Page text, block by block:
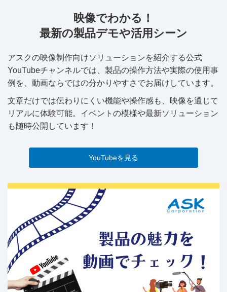
映像でわかる！
最新の製品デモや活用シーン
アスクの映像制作向けソリューションを紹介する公式
YouTubeチャンネルでは、製品の操作方法や実際の使用事
例を、動画ならではの分かりやすさでお届けしています。
文章だけでは伝わりにくい機能や操作感も、映像を通じて
リアルに体験可能。イベントの模様や最新ソリューション
も随時公開しています！
YouTubeを見る